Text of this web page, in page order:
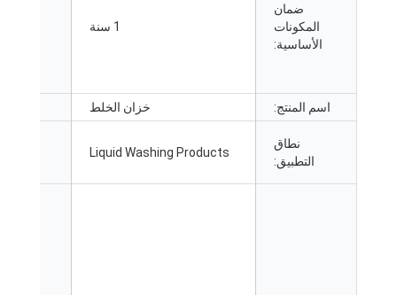
ضمان
المكونات
الأساسية:
اسم المنتج: خزان الخلط
نطاق
التطبيق:
Liquid Washing Products